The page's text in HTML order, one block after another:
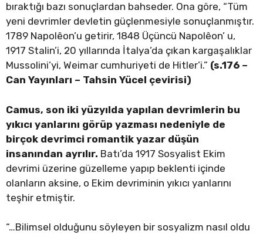
bıraktığı bazı sonuçlardan bahseder. Ona göre, “Tüm
yeni devrimler devletin güçlenmesiyle sonuçlanmıştır.
1789 Napolêon’u getirir, 1848 Üçüncü Napolêon’ u,
1917 Stalin’i, 20 yıllarında İtalya’da çıkan kargaşalıklar
Mussolini’yi, Weimar cumhuriyeti de Hitler’i.” (s.176 –
Can Yayınları – Tahsin Yücel çevirisi)
Camus, son iki yüzyılda yapılan devrimlerin bu
yıkıcı yanlarını görüp yazması nedeniyle de
birçok devrimci romantik yazar düşün
insanından ayrılır. Batı’da 1917 Sosyalist Ekim
devrimi üzerine güzelleme yapıp beklenti içinde
olanların aksine, o Ekim devriminin yıkıcı yanlarını
teşhir etmiştir.
“…Bilimsel olduğunu söyleyen bir sosyalizm nasıl oldu